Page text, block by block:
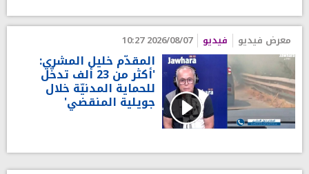
معرض فيديو فيديو 2026/08/07 10:27
المقدّم خليل المشري:
'أكثر من 23 ألف تدخّل
للحماية المدنيّة خلال
جويلية المنقضي'